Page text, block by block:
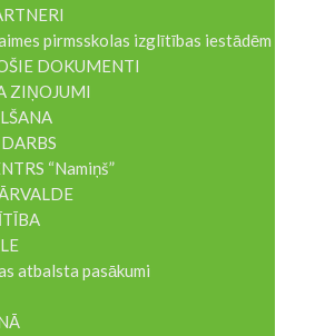
pirmsskolas izglītības iestādēm
DOKUMENTI
ZIŅOJUMI
“Namiņš”
atbalsta pasākumi